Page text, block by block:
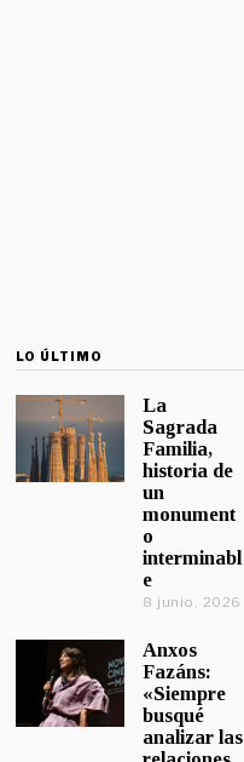
LO ÚLTIMO
La
Sagrada
Familia,
historia de
un
monument
o
interminabl
e
8 junio, 2026
Anxos
Fazáns:
«Siempre
busqué
analizar las